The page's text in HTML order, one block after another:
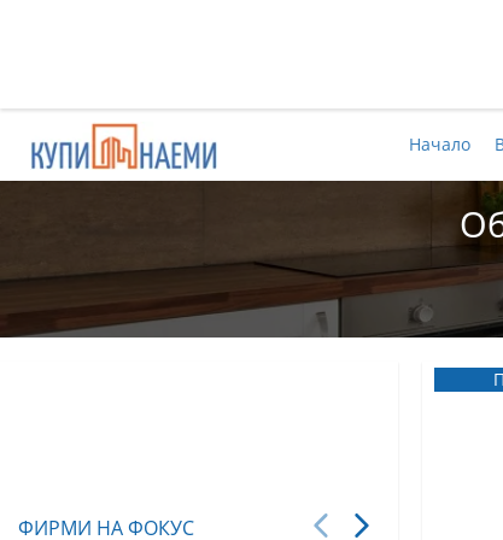
Начало
ФИРМИ НА ФОКУС